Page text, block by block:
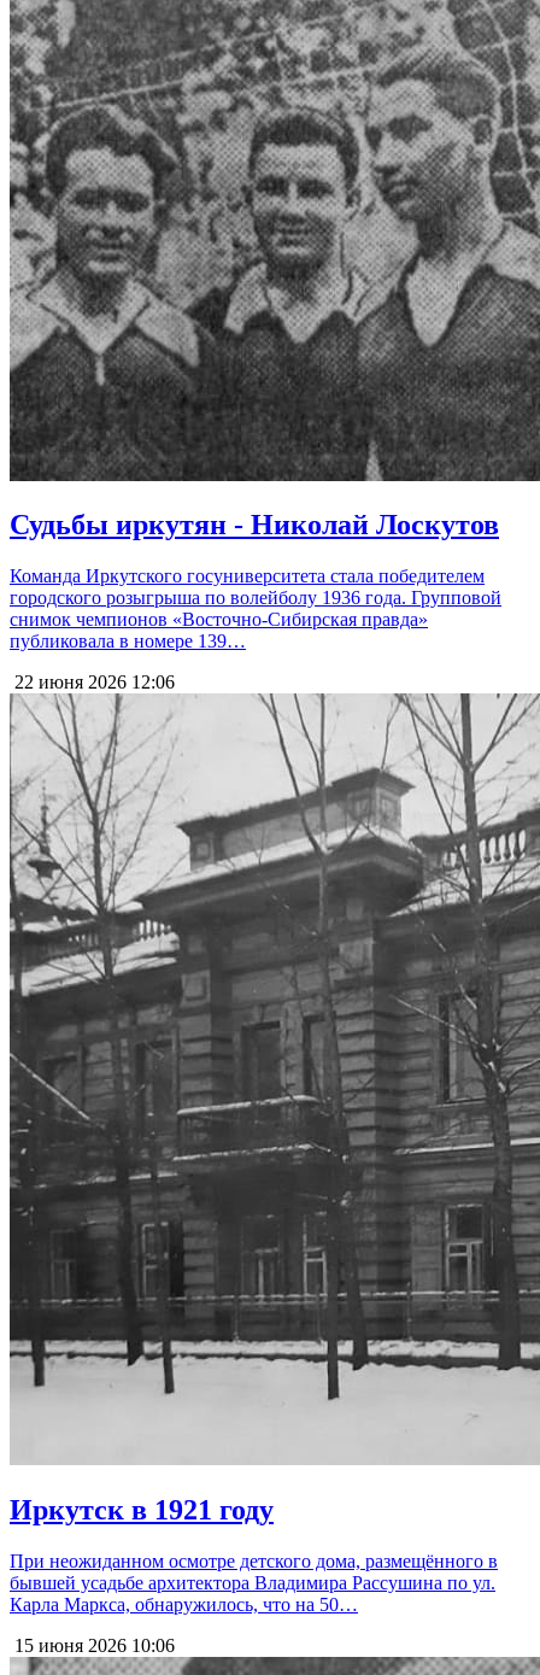
Судьбы иркутян - Николай Лоскутов
Команда Иркутского госуниверситета стала победителем
городского розыгрыша по волейболу 1936 года. Групповой
снимок чемпионов «Восточно-Сибирская правда»
публиковала в номере 139…
22 июня 2026 12:06
Иркутск в 1921 году
При неожиданном осмотре детского дома, размещённого в
бывшей усадьбе архитектора Владимира Рассушина по ул.
Карла Маркса, обнаружилось, что на 50…
15 июня 2026 10:06